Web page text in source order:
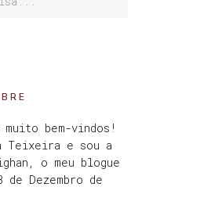
bem-vindos!
Teixeira e sou a
o meu blogue
Dezembro de